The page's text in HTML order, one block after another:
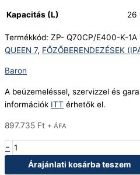
Kapacitás (L) 26
Termékkód: ZP- Q70CP/E400-K-1A
QUEEN 7, FŐZŐBERENDEZÉSEK
Baron
A beüzemeléssel, szervizzel és
információk ITT érhetők el.
897.735 Ft + ÁFA
-
Árajánlati kosárba teszem